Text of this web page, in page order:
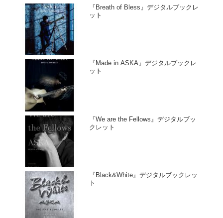
『Breath of Bless』デジタルブックレ
ット
『Made in ASKA』デジタルブックレ
ット
『We are the Fellows』デジタルブッ
クレット
『Black&White』デジタルブックレッ
ト